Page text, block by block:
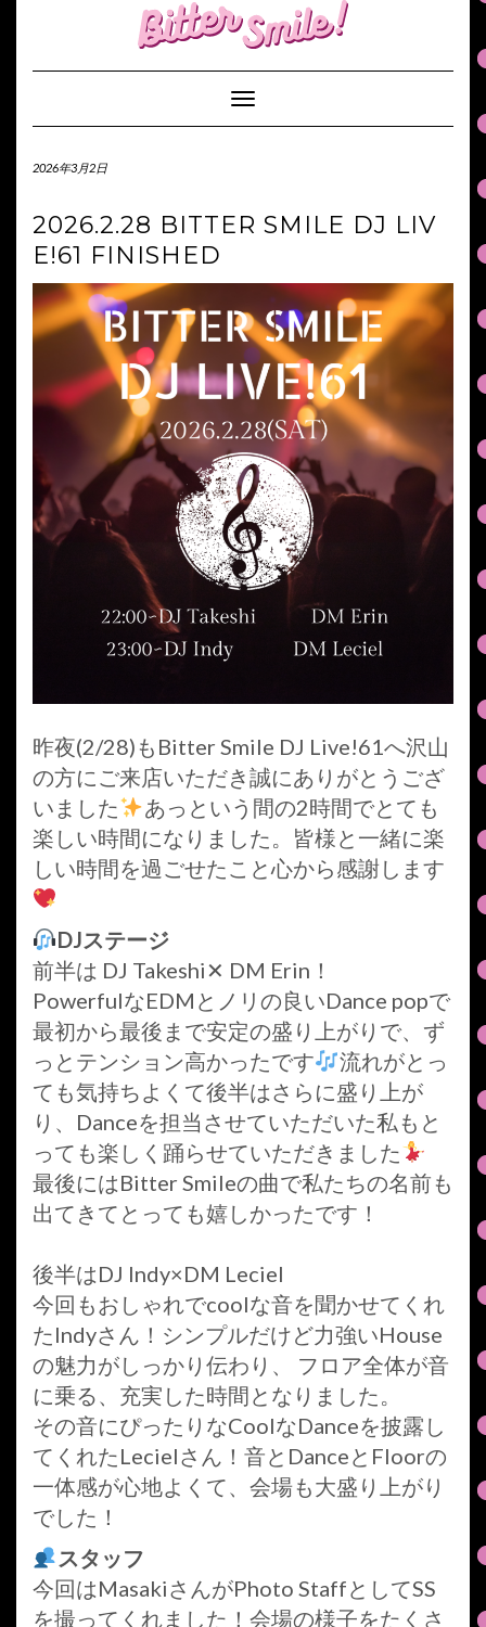
Toggle Navigation
2026年3月2日
2026.2.28 BITTER SMILE DJ LIV
E!61 FINISHED
昨夜(2/28)もBitter Smile DJ Live!61へ沢山
の方にご来店いただき誠にありがとうござ
いました
あっという間の2時間でとても
楽しい時間になりました。皆様と一緒に楽
しい時間を過ごせたこと心から感謝します
DJステージ
前半は DJ Takeshi✕ DM Erin！
PowerfulなEDMとノリの良いDance popで
最初から最後まで安定の盛り上がりで、ず
っとテンション高かったです
流れがとっ
ても気持ちよくて後半はさらに盛り上が
り、Danceを担当させていただいた私もと
っても楽しく踊らせていただきました
最後にはBitter Smileの曲で私たちの名前も
出てきてとっても嬉しかったです！
後半はDJ Indy×DM Leciel
今回もおしゃれでcoolな音を聞かせてくれ
たIndyさん！シンプルだけど力強いHouse
の魅力がしっかり伝わり、 フロア全体が音
に乗る、充実した時間となりました。
その音にぴったりなCoolなDanceを披露し
てくれたLecielさん！音とDanceとFloorの
一体感が心地よくて、会場も大盛り上がり
でした！
スタッフ
今回はMasakiさんがPhoto StaffとしてSS
を撮ってくれました！会場の様子をたくさ